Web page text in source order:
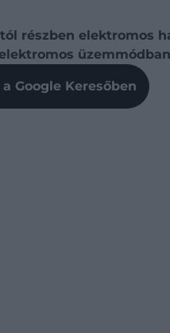
részben elektromos
Google Keresőben